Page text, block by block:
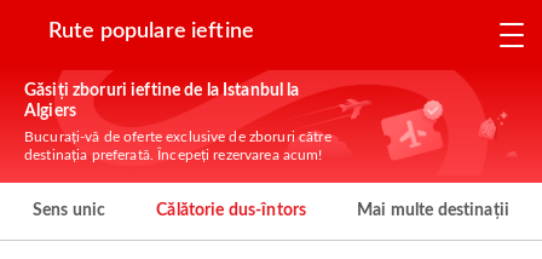
Rute populare ieftine
Găsiți zboruri ieftine de la Istanbul la
Algiers
Bucurați-vă de oferte exclusive de zboruri către
destinația preferată. Începeți rezervarea acum!
Sens unic Călătorie dus-întors Mai multe destinații